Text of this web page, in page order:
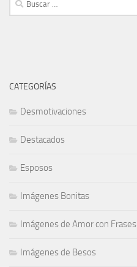
CATEGORÍAS
Desmotivaciones
Destacados
Esposos
Imágenes Bonitas
Imágenes de Amor con Frases
Imágenes de Besos